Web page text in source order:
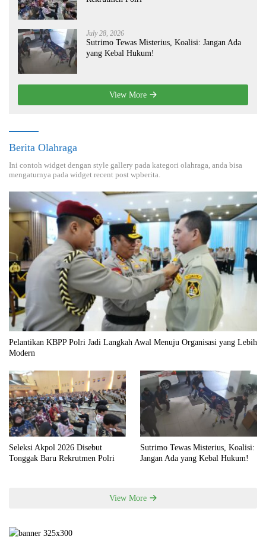
July 28, 2026
Sutrimo Tewas Misterius, Koalisi: Jangan Ada
yang Kebal Hukum!
View More
Berita Olahraga
Ini contoh widget dengan style gallery pada kategori olahraga, anda bisa
mengaturnya pada widget recent post wpberita.
Pelantikan KBPP Polri Jadi Langkah Awal Menuju Organisasi yang Lebih
Modern
Seleksi Akpol 2026 Disebut
Tonggak Baru Rekrutmen Polri
Sutrimo Tewas Misterius, Koalisi:
Jangan Ada yang Kebal Hukum!
View More